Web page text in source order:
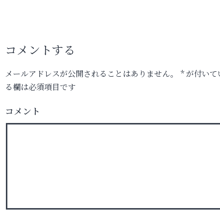
コメントする
メールアドレスが公開されることはありません。 *が付いて
る欄は必須項目です
コメント